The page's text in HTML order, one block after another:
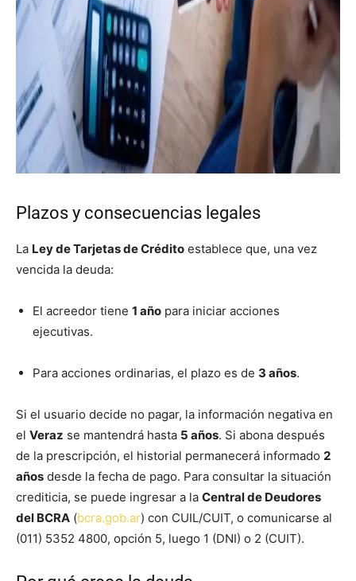
Plazos y consecuencias legales
La Ley de Tarjetas de Crédito establece que, una vez
vencida la deuda:
El acreedor tiene 1 año para iniciar acciones
ejecutivas.
Para acciones ordinarias, el plazo es de 3 años.
Si el usuario decide no pagar, la información negativa en
el Veraz se mantendrá hasta 5 años. Si abona después
de la prescripción, el historial permanecerá informado 2
años desde la fecha de pago. Para consultar la situación
crediticia, se puede ingresar a la Central de Deudores
del BCRA (bcra.gob.ar) con CUIL/CUIT, o comunicarse al
(011) 5352 4800, opción 5, luego 1 (DNI) o 2 (CUIT).